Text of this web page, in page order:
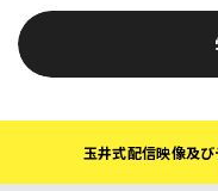
玉井式配信映像及び